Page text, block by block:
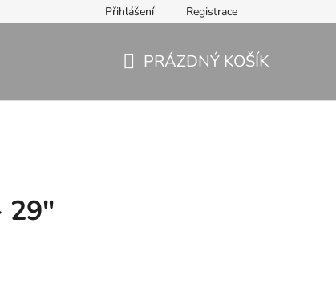
Přihlášení Registrace
PRÁZDNÝ KOŠÍK
29"